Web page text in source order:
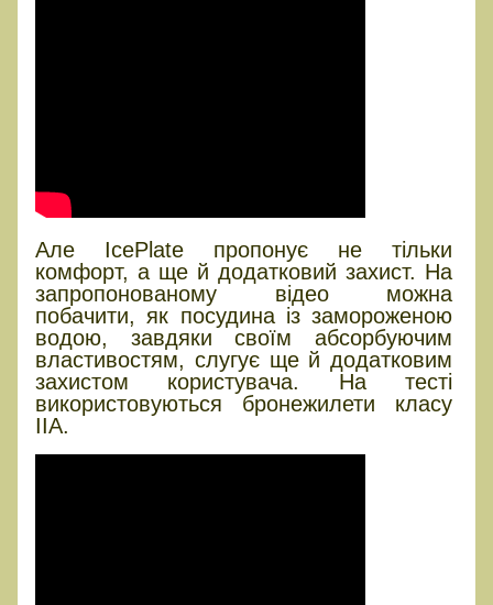
Але IcePlate пропонує не тільки
комфорт, а ще й додатковий захист. На
запропонованому відео можна
побачити, як посудина із замороженою
водою, завдяки своїм абсорбуючим
властивостям, слугує ще й додатковим
захистом користувача. На тесті
використовуються бронежилети класу
IIA.